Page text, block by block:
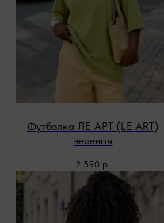
Футболка ЛЕ АРТ (LE ART)
зеленая
2 590 р.